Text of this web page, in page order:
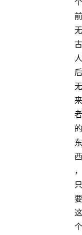
个
前
无
古
人
后
无
来
者
的
东
西
，
只
要
这
个